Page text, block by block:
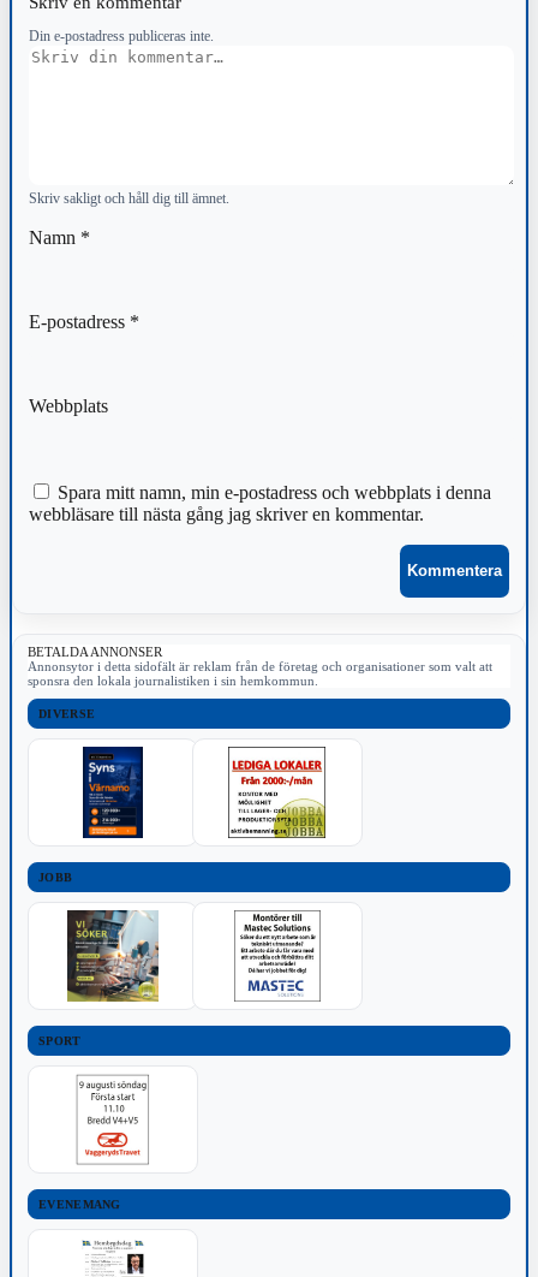
Din e-postadress publiceras inte.
Kommentar
Skriv sakligt och håll dig till ämnet.
Namn *
E-postadress *
Webbplats
Spara mitt namn, min e-postadress och webbplats i denna
webbläsare till nästa gång jag skriver en kommentar.
BETALDA ANNONSER
Annonsytor i detta sidofält är reklam från de företag och organisationer som valt att
sponsra den lokala journalistiken i sin hemkommun.
DIVERSE
JOBB
SPORT
EVENEMANG